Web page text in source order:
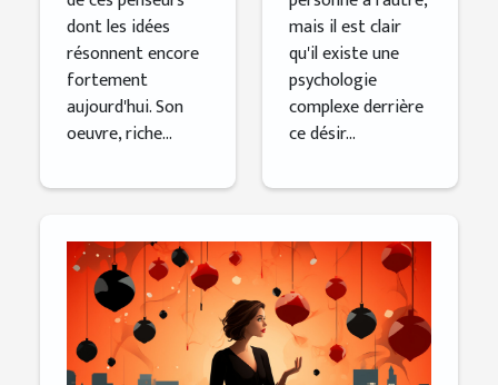
dont les idées
résonnent encore
fortement
aujourd'hui. Son
oeuvre, riche...
mais il est clair
qu'il existe une
psychologie
complexe derrière
ce désir...